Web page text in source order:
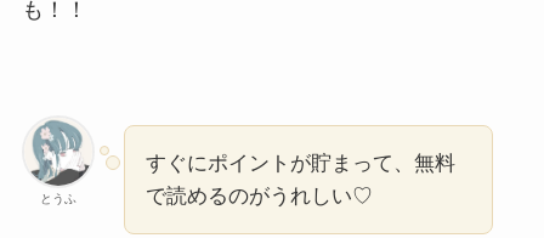
も！！
とうふ
すぐにポイントが貯まって、無料
で読めるのがうれしい♡